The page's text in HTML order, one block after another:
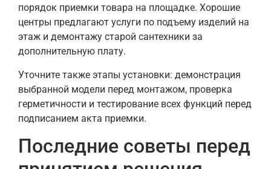
порядок приемки товара на площадке. Хорошие
центры предлагают услуги по подъему изделий на
этаж и демонтажу старой сантехники за
дополнительную плату.
Уточните также этапы установки: демонстрация
выбранной модели перед монтажом, проверка
герметичности и тестирование всех функций перед
подписанием акта приемки.
Последние советы перед